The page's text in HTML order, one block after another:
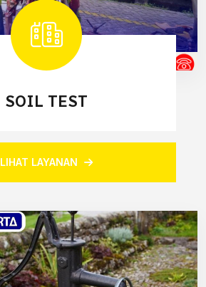
SOIL TEST
LIHAT LAYANAN